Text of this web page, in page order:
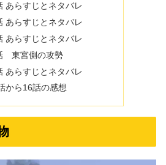
あらすじとネタバレ
あらすじとネタバレ
あらすじとネタバレ
東宮側の攻勢
あらすじとネタバレ
から16話の感想